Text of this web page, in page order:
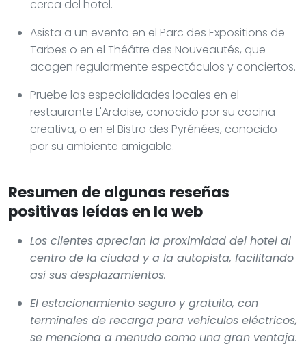
cerca del hotel.
Asista a un evento en el Parc des Expositions de
Tarbes o en el Théâtre des Nouveautés, que
acogen regularmente espectáculos y conciertos.
Pruebe las especialidades locales en el
restaurante L'Ardoise, conocido por su cocina
creativa, o en el Bistro des Pyrénées, conocido
por su ambiente amigable.
Resumen de algunas reseñas
positivas leídas en la web
Los clientes aprecian la proximidad del hotel al
centro de la ciudad y a la autopista, facilitando
así sus desplazamientos.
El estacionamiento seguro y gratuito, con
terminales de recarga para vehículos eléctricos,
se menciona a menudo como una gran ventaja.